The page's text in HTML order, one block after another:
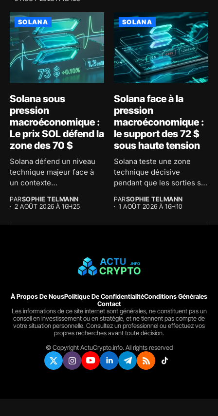
SOLANA
Solana sous
pression
macroéconomique :
Le prix SOL défend la
zone des 70 $
Solana défend un niveau
technique majeur face à
un contexte
tendu....
PARSOPHIE TELMANN
2 AOÛT 2026 À 16H25
SOLANA
Solana face à la
pression
macroéconomique :
le support des 72 $
sous haute tension
Solana teste une zone
technique décisive
pendant que les sorties sur
PARSOPHIE TELMANN
1 AOÛT 2026 À 16H10
À Propos De NousPolitique De ConfidentialitéConditions Générales
Contact
Les informations de ce site internet sont générales, ne constituent pas un
conseil en investissement ou en stratégie, et ne tiennent pas compte de
votre situation personnelle. Consultez un professionnel ou effectuez vos
propres recherches avant toute décision.
© Copyright ActuCrypto.info. All rights reserved